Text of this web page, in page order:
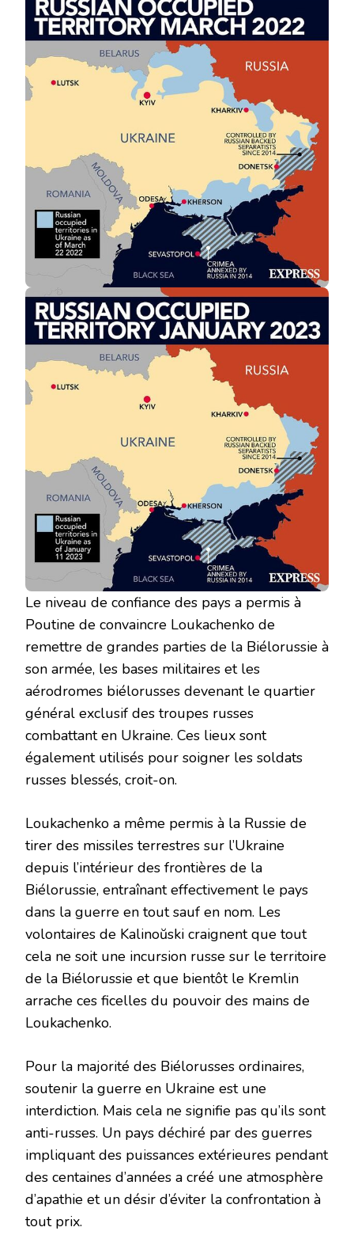
Le niveau de confiance des pays a permis à
Poutine de convaincre Loukachenko de
remettre de grandes parties de la Biélorussie à
son armée, les bases militaires et les
aérodromes biélorusses devenant le quartier
général exclusif des troupes russes
combattant en Ukraine. Ces lieux sont
également utilisés pour soigner les soldats
russes blessés, croit-on.
Loukachenko a même permis à la Russie de
tirer des missiles terrestres sur l’Ukraine
depuis l’intérieur des frontières de la
Biélorussie, entraînant effectivement le pays
dans la guerre en tout sauf en nom. Les
volontaires de Kalinoŭski craignent que tout
cela ne soit une incursion russe sur le territoire
de la Biélorussie et que bientôt le Kremlin
arrache ces ficelles du pouvoir des mains de
Loukachenko.
Pour la majorité des Biélorusses ordinaires,
soutenir la guerre en Ukraine est une
interdiction. Mais cela ne signifie pas qu’ils sont
anti-russes. Un pays déchiré par des guerres
impliquant des puissances extérieures pendant
des centaines d’années a créé une atmosphère
d’apathie et un désir d’éviter la confrontation à
tout prix.